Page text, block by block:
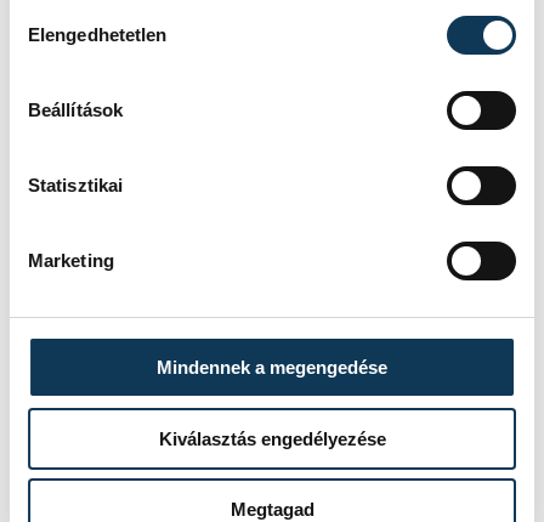
Elengedhetetlen
Beállítások
Statisztikai
Marketing
Mindennek a megengedése
Kiválasztás engedélyezése
Megtagad
szabad szemmel nem lehetett látni, a
szakemberek azonban távcsövekkel
Rekordok Európában –
legforróbb, Angliában
Rá sem ismerünk Európára,
kontinensszerte rekordokat dönt a
hőség. Magyarország a legforróbb
országok közé került, miközben az
Egyesült Királyságban olyan száraz
júliust mértek, amilyenre 155 éve nem